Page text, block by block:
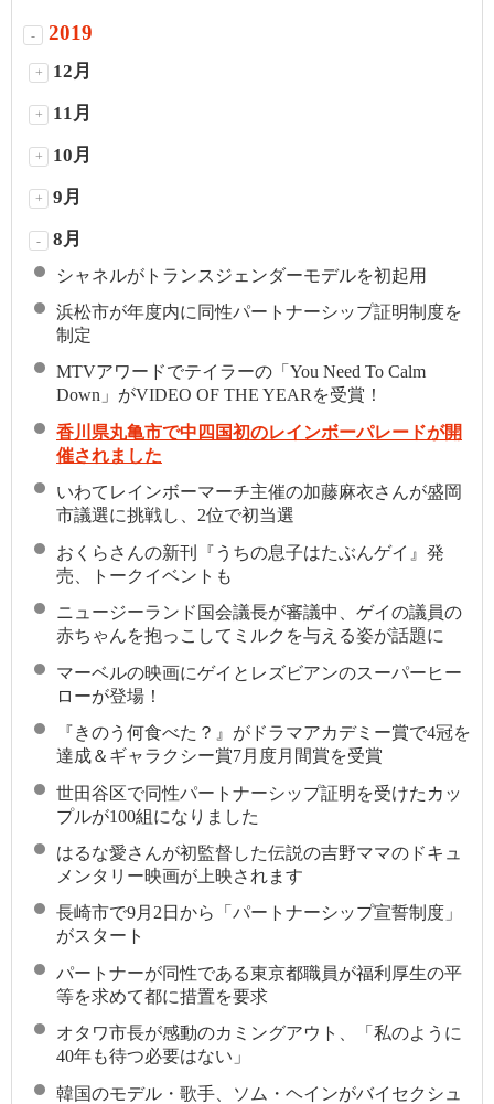
- 2019
+ 12月
+ 11月
+ 10月
+ 9月
- 8月
シャネルがトランスジェンダーモデルを初起用
浜松市が年度内に同性パートナーシップ証明制度を
制定
MTVアワードでテイラーの「You Need To Calm
Down」がVIDEO OF THE YEARを受賞！
香川県丸亀市で中四国初のレインボーパレードが開
催されました
いわてレインボーマーチ主催の加藤麻衣さんが盛岡
市議選に挑戦し、2位で初当選
おくらさんの新刊『うちの息子はたぶんゲイ』発
売、トークイベントも
ニュージーランド国会議長が審議中、ゲイの議員の
赤ちゃんを抱っこしてミルクを与える姿が話題に
マーベルの映画にゲイとレズビアンのスーパーヒー
ローが登場！
『きのう何食べた？』がドラマアカデミー賞で4冠を
達成＆ギャラクシー賞7月度月間賞を受賞
世田谷区で同性パートナーシップ証明を受けたカッ
プルが100組になりました
はるな愛さんが初監督した伝説の吉野ママのドキュ
メンタリー映画が上映されます
長崎市で9月2日から「パートナーシップ宣誓制度」
がスタート
パートナーが同性である東京都職員が福利厚生の平
等を求めて都に措置を要求
オタワ市長が感動のカミングアウト、「私のように
40年も待つ必要はない」
韓国のモデル・歌手、ソム・ヘインがバイセクシュ